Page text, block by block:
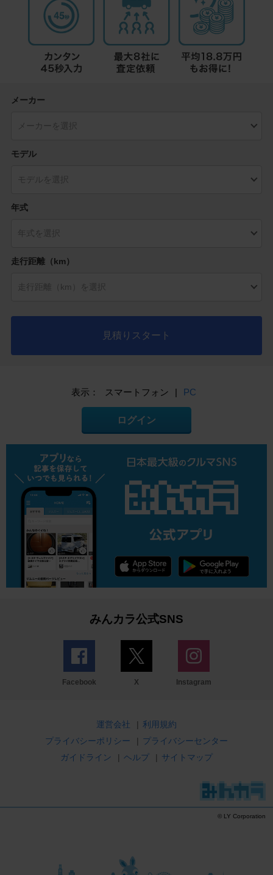
メーカー
モデル
年式
走行距離（km）
見積りスタート
表示： スマートフォン | PC
ログイン
みんカラ公式SNS
Facebook X Instagram
運営会社 | 利用規約
プライバシーポリシー
| プライバシーセンター
ガイドライン
| ヘルプ | サイトマップ
© LY Corporation